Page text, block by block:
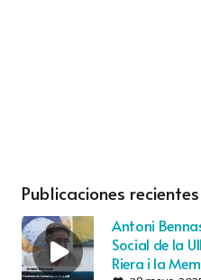
Publicaciones recientes
Antoni
Social de la
Riera i la